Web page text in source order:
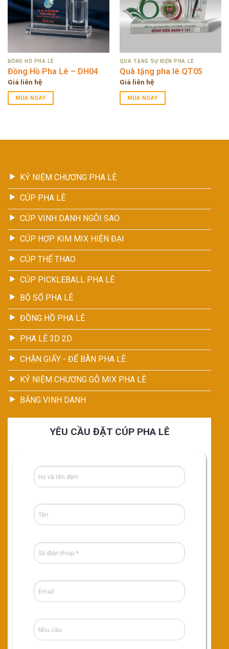
ĐỒNG HỒ PHA LÊ
Đồng Hồ Pha Lê – DH04
Giá liên hệ
MUA NGAY
QUÀ TẶNG SỰ KIỆN PHA LÊ
Quà tặng pha lê QT05
Giá liên hệ
MUA NGAY
KỶ NIỆM CHƯƠNG PHA LÊ
CÚP PHA LÊ
CÚP VINH DANH NGÔI SAO
CÚP HỢP KIM MIX HIỆN ĐẠI
CÚP THỂ THAO
CÚP PICKLEBALL PHA LÊ
BỘ SỐ PHA LÊ
ĐỒNG HỒ PHA LÊ
PHA LÊ 3D 2D
CHẶN GIẤY - ĐỂ BÀN PHA LÊ
KỶ NIỆM CHƯƠNG GỖ MIX PHA LÊ
BẢNG VINH DANH
YÊU CẦU ĐẶT CÚP PHA LÊ